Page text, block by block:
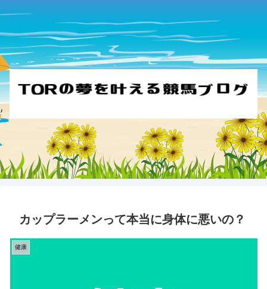
カップラーメンって本当に身体に悪いの？
健康